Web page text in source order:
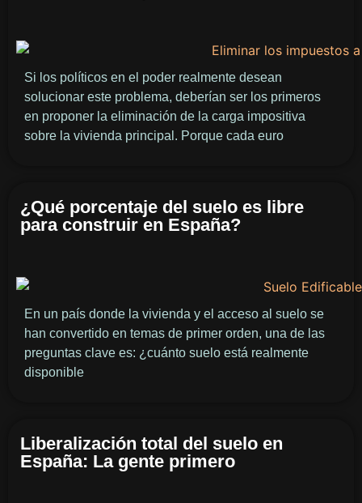
Si los políticos en el poder realmente desean
solucionar este problema, deberían ser los primeros
en proponer la eliminación de la carga impositiva
sobre la vivienda principal. Porque cada euro
¿Qué porcentaje del suelo es libre
para construir en España?
En un país donde la vivienda y el acceso al suelo se
han convertido en temas de primer orden, una de las
preguntas clave es: ¿cuánto suelo está realmente
disponible
Liberalización total del suelo en
España: La gente primero